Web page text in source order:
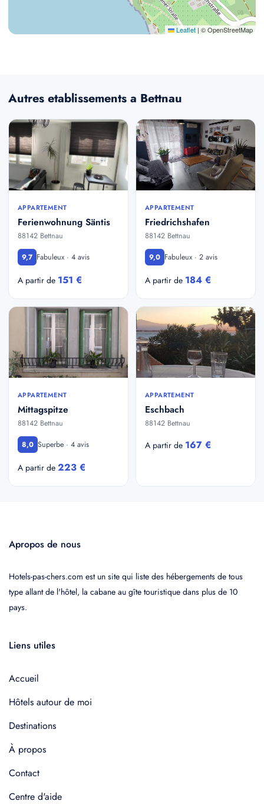
Leaflet | © OpenStreetMap
Autres etablissements a Bettnau
APPARTEMENT
Ferienwohnung Säntis
88142 Bettnau
9,7 Fabuleux · 4 avis
A partir de 151 €
APPARTEMENT
Friedrichshafen
88142 Bettnau
9,0 Fabuleux · 2 avis
A partir de 184 €
APPARTEMENT
Mittagspitze
88142 Bettnau
8,0 Superbe · 4 avis
A partir de 223 €
APPARTEMENT
Eschbach
88142 Bettnau
A partir de 167 €
Apropos de nous
Hotels-pas-chers.com est un site qui liste des hébergements de tous
type allant de l'hôtel, la cabane au gîte touristique dans plus de 10
pays.
Liens utiles
Accueil
Hôtels autour de moi
Destinations
À propos
Contact
Centre d'aide